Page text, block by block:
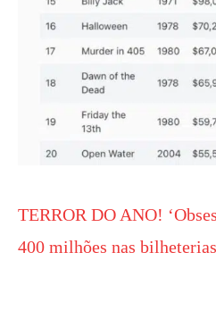
TERROR DO ANO!
400 milhões nas